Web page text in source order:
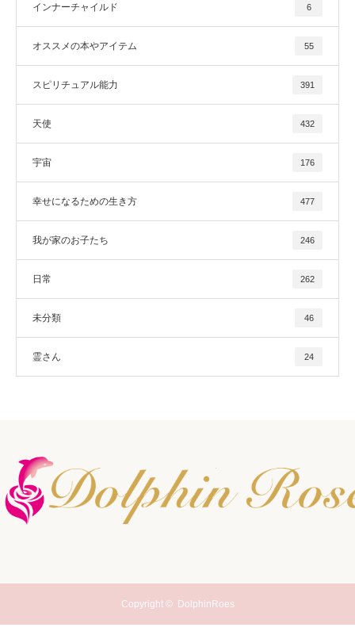
インナーチャイルド 6
オススメの本やアイテム 55
スピリチュアル能力 391
天使 432
宇宙 176
幸せになるための生き方 477
我が家のお子たち 246
日常 262
未分類 46
霊さん 24
Copyright © DolphinRoes